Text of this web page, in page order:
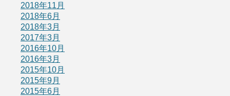
2018年11月
2018年6月
2018年3月
2017年3月
2016年10月
2016年3月
2015年10月
2015年9月
2015年6月